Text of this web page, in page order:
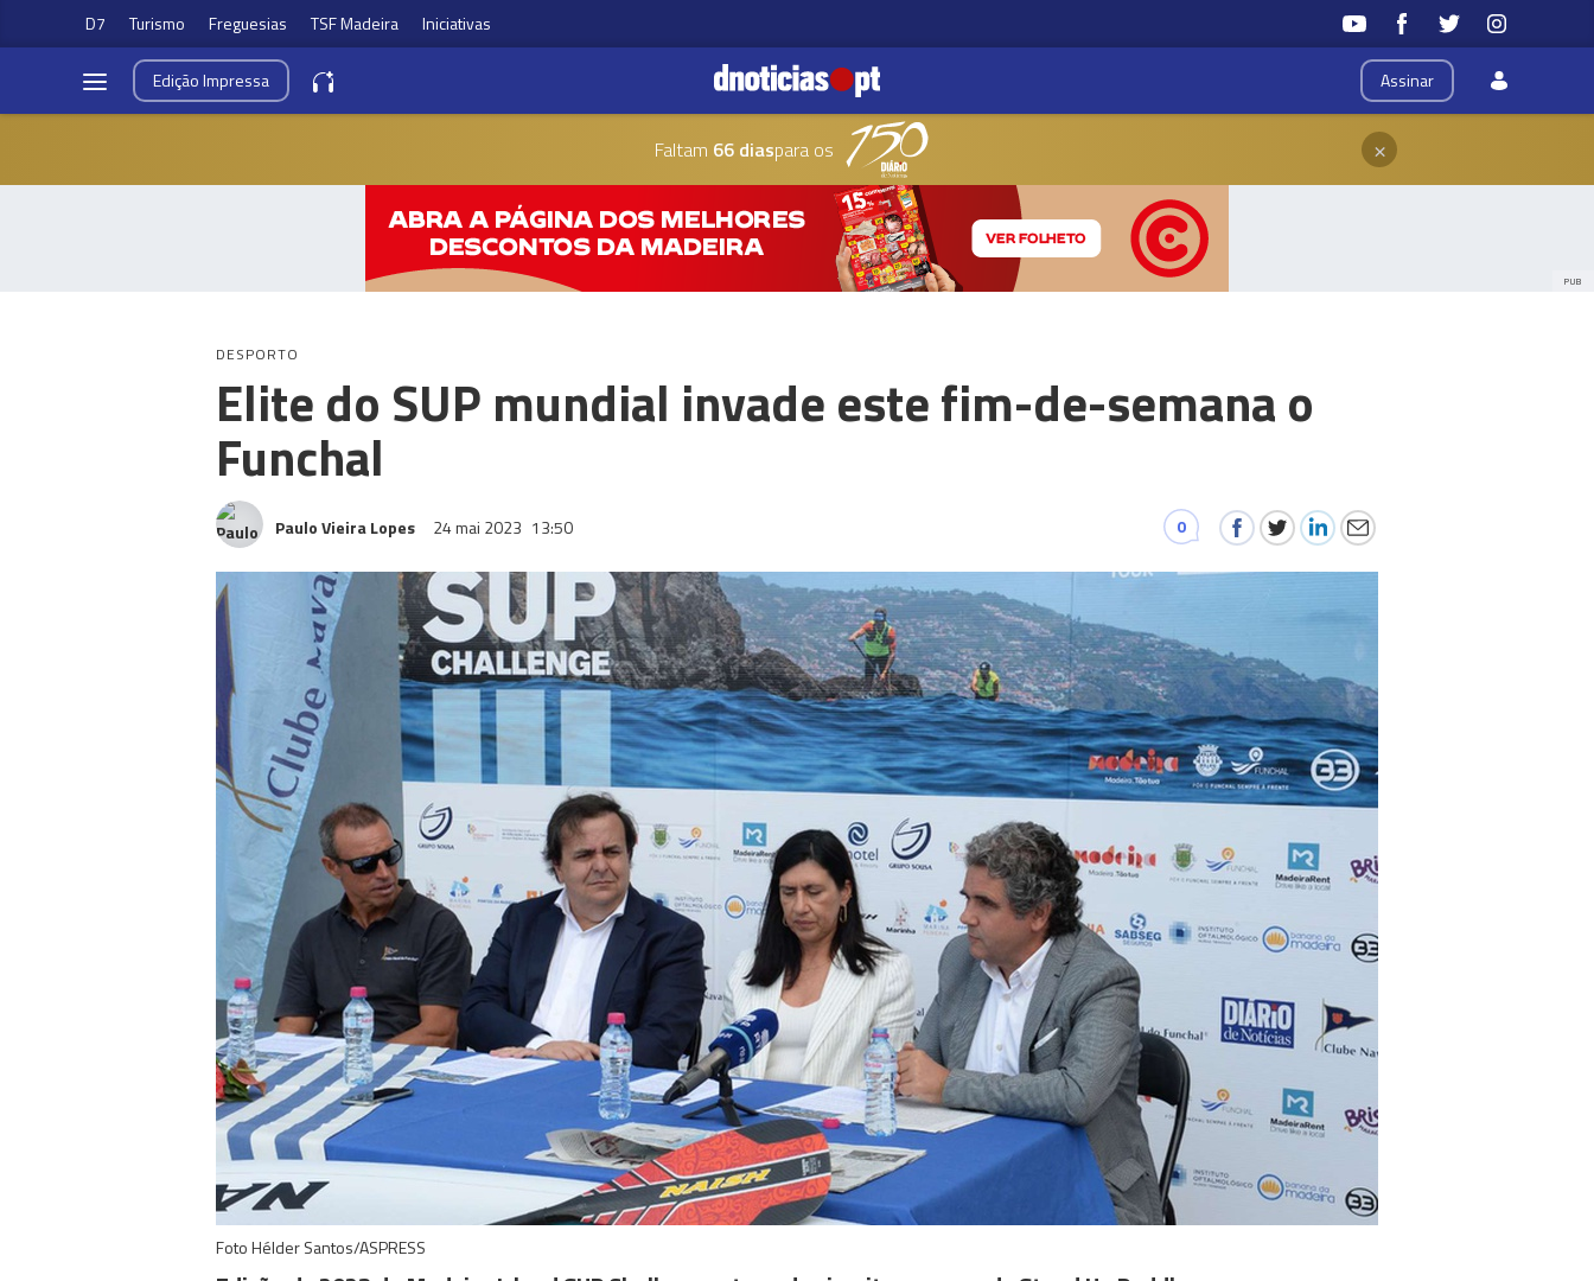
D7 Turismo Freguesias TSF Madeira Iniciativas
Assinar
EdiçãoImpressa
Faltam 66 diaspara os ×
PUB
DESPORTO
Elite do SUP mundial invade este fim-de-semana o
Funchal
Paulo Vieira Lopes 24 mai 2023 13:50 0
Foto Hélder Santos/ASPRESS